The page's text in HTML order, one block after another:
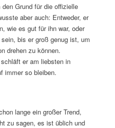
Grund für die offizielle
aber auch: Entweder, er
wie es gut für ihn war, oder
bis er groß genug ist, um
drehen zu können.
er am liebsten in
immer so bleiben.
lange ein großer Trend,
zu sagen, es ist üblich und